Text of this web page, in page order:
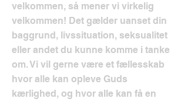
velkommen, så mener vi virkelig
velkommen! Det gælder uanset din
baggrund, livssituation, seksualitet
eller andet du kunne komme i tanke
om. Vi vil gerne være et fællesskab
hvor alle kan opleve Guds
kærlighed, og hvor alle kan få en